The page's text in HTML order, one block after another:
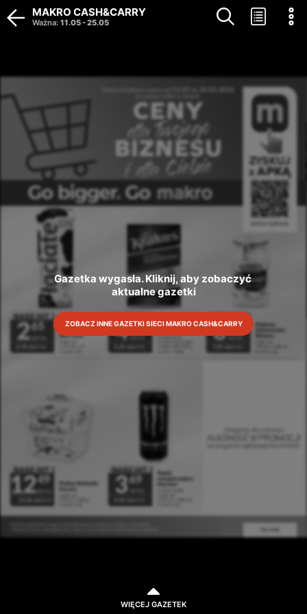
Gazetka wygasła. Kliknij, aby zobaczyć
aktualne gazetki
ZOBACZ INNE GAZETKI SIECI MAKRO CASH&CARRY
MAKRO CASH&CARRY
Ważna: 11.05-25.05
WIĘCEJ GAZETEK